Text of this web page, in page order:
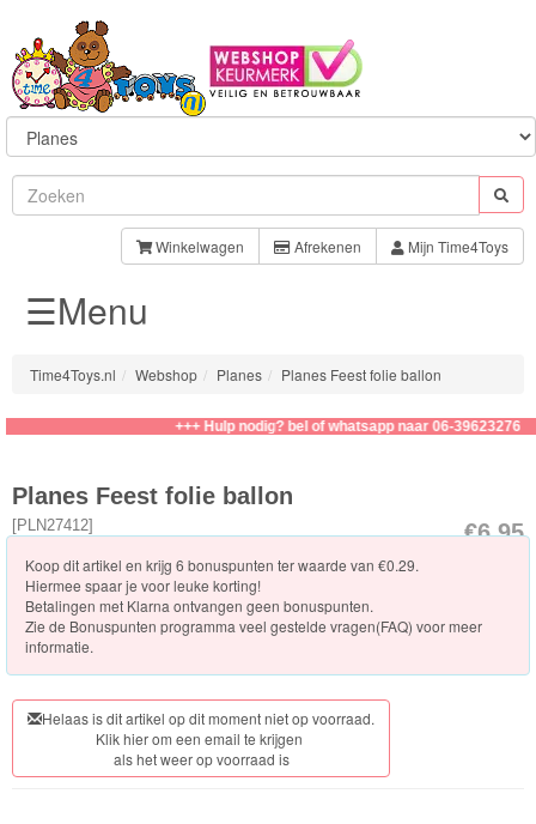
Winkelwagen Afrekenen Mijn Time4Toys
Sylvanian
Families
Aquabeads
Baby
Born
Annabell
Knuffels
Schleich
Enchantimals
Shimmer
&
Shine
☰Menu
Time4Toys.nl Webshop Planes Planes Feest folie ballon
+++ Hulp nodig? bel of whatsapp naar 06-39623276
€6.95
Planes Feest folie ballon
[PLN27412]
Koop dit artikel en krijg 6 bonuspunten ter waarde van €0.29.
Hiermee spaar je voor leuke korting!
Betalingen met Klarna ontvangen geen bonuspunten.
Zie de Bonuspunten programma veel gestelde vragen(FAQ) voor meer
informatie.
Helaas is dit artikel op dit moment niet op voorraad.
Klik hier om een email te krijgen
als het weer op voorraad is